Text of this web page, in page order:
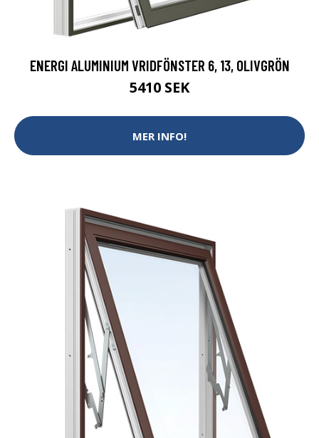
ENERGI ALUMINIUM VRIDFÖNSTER 6, 13, OLIVGRÖN
5410 SEK
MER INFO!